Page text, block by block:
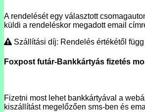
A rendelését egy választott
küldi a rendeléskor megadott email
Szállítási díj: Rendelés értékétől függ
Foxpost futár-Bankkártyás fizetés
Fizetni most lehet bankkártyával a
kiszállítást megelőzően sms-ben és